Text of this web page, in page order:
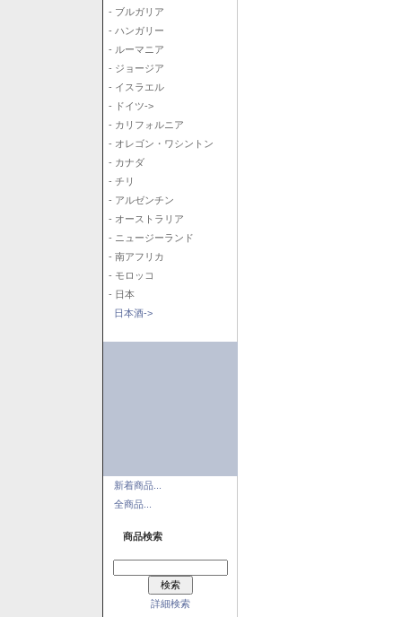
- ブルガリア
- ハンガリー
- ルーマニア
- ジョージア
- イスラエル
- ドイツ->
- カリフォルニア
- オレゴン・ワシントン
- カナダ
- チリ
- アルゼンチン
- オーストラリア
- ニュージーランド
- 南アフリカ
- モロッコ
- 日本
日本酒->
新着商品...
全商品...
商品検索
詳細検索